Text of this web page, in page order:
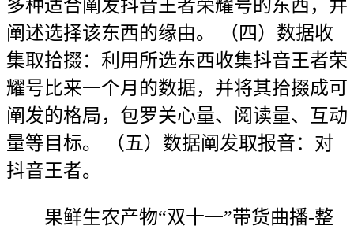
多种适合阐发抖音王者荣耀号的东西，并
阐述选择该东西的缘由。 （四）数据收
集取拾掇：利用所选东西收集抖音王者荣
耀号比来一个月的数据，并将其拾掇成可
阐发的格局，包罗关心量、阅读量、互动
量等目标。 （五）数据阐发取报音：对
抖音王者。
果鲜生农产物“双十一”带货曲播-整